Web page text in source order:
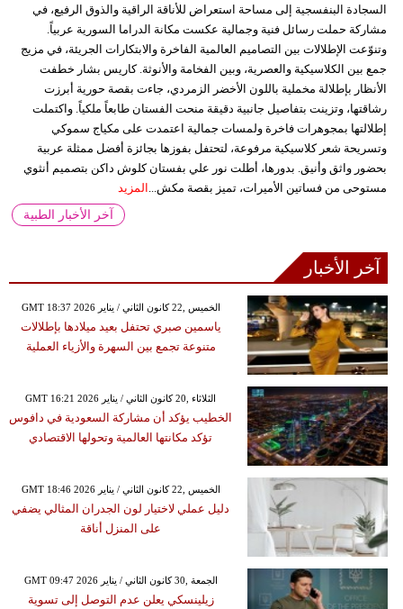
السجادة البنفسجية إلى مساحة استعراض للأناقة الراقية والذوق الرفيع، في
مشاركة حملت رسائل فنية وجمالية عكست مكانة الدراما السورية عربياً.
وتنوّعت الإطلالات بين التصاميم العالمية الفاخرة والابتكارات الجريئة، في مزيج
جمع بين الكلاسيكية والعصرية، وبين الفخامة والأنوثة. كاريس بشار خطفت
الأنظار بإطلالة مخملية باللون الأخضر الزمردي، جاءت بقصة حورية أبرزت
رشاقتها، وتزينت بتفاصيل جانبية دقيقة منحت الفستان طابعاً ملكياً. واكتملت
إطلالتها بمجوهرات فاخرة ولمسات جمالية اعتمدت على مكياج سموكي
وتسريحة شعر كلاسيكية مرفوعة، لتحتفل بفوزها بجائزة أفضل ممثلة عربية
بحضور واثق وأنيق. بدورها، أطلت نور علي بفستان كلوش داكن بتصميم أنثوي
مستوحى من فساتين الأميرات، تميز بقصة مكش... المزيد
آخر الأخبار الطبية
آخر الأخبار
GMT 18:37 2026 الخميس ,22 كانون الثاني / يناير
ياسمين صبري تحتفل بعيد ميلادها بإطلالات
متنوعة تجمع بين السهرة والأزياء العملية
GMT 16:21 2026 الثلاثاء ,20 كانون الثاني / يناير
الخطيب يؤكد أن مشاركة السعودية في دافوس
تؤكد مكانتها العالمية وتحولها الاقتصادي
GMT 18:46 2026 الخميس ,22 كانون الثاني / يناير
دليل عملي لاختيار لون الجدران المثالي يضفي
على المنزل أناقة
GMT 09:47 2026 الجمعة ,30 كانون الثاني / يناير
زيلينسكي يعلن عدم التوصل إلى تسوية